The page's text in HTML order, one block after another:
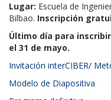
Lugar: Escuela de
Bilbao. Inscripción
Último día para
el 31 de mayo.
Invitación interCIBER/
Modelo de Diapositiva